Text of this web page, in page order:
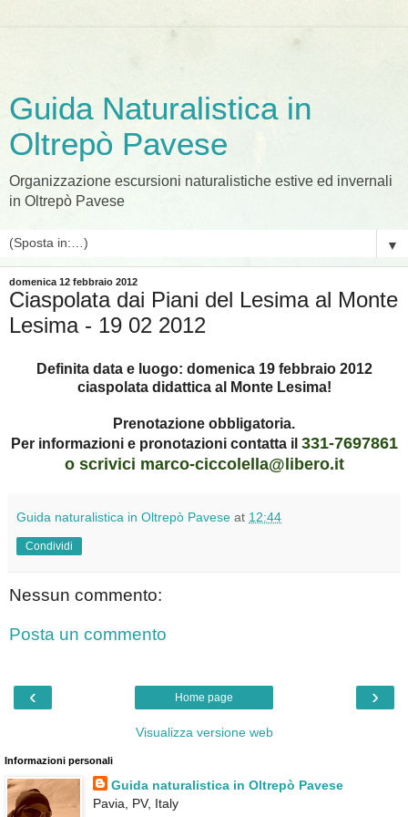
Guida Naturalistica in
Oltrepò Pavese
Organizzazione escursioni naturalistiche estive ed invernali
in Oltrepò Pavese
▼
domenica 12 febbraio 2012
Ciaspolata dai Piani del Lesima al Monte
Lesima - 19 02 2012
Definita data e luogo: domenica 19 febbraio 2012
ciaspolata didattica al Monte Lesima!
Prenotazione obbligatoria.
Per informazioni e pronotazioni contatta il 331-7697861
o scrivici marco-ciccolella@libero.it
Guida naturalistica in Oltrepò Pavese at 12:44
Condividi
Nessun commento:
Posta un commento
‹ ›
Home page
Visualizza versione web
Informazioni personali
Guida naturalistica in Oltrepò Pavese
Pavia, PV, Italy